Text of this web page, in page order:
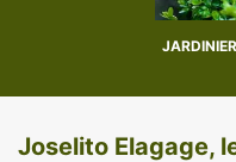
Joselito Elagage,